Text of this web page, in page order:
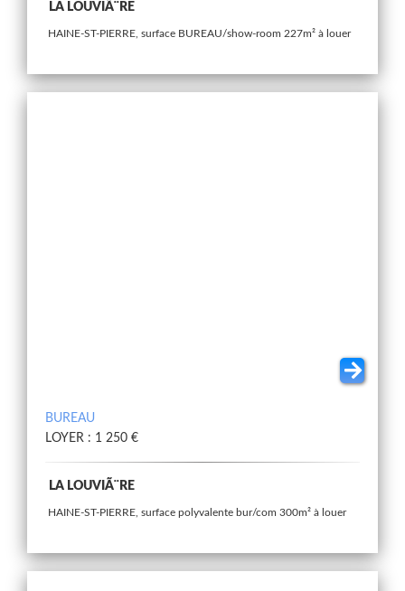
LA LOUVIÃ¨RE
HAINE-ST-PIERRE, surface BUREAU/show-room 227m² à louer
BUREAU
LOYER : 1 250 €
LA LOUVIÃ¨RE
HAINE-ST-PIERRE, surface polyvalente bur/com 300m² à louer